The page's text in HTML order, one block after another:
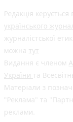
Редакція керується
українського
журналістської
можна тут
Видання є членом
України та
Матеріали з
"Реклама" та
реклами.